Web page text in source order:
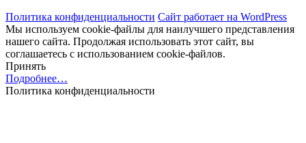
Политика конфиденциальности Сайт работает на WordPress
Мы используем cookie-файлы для наилучшего представления
нашего сайта. Продолжая использовать этот сайт, вы
соглашаетесь с использованием cookie-файлов.
Принять
Подробнее…
Политика конфиденциальности